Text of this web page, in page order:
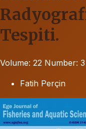
Tespiti.
Volume: 22 Number: 3
Fatih Perçin